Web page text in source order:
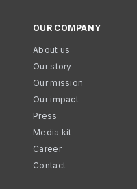
OUR COMPANY
About us
Our story
Our mission
Our impact
Press
Media kit
Career
Contact